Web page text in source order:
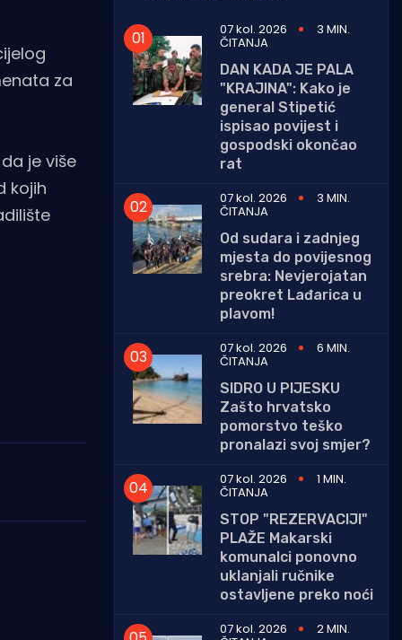
za
je više
kojih
07 kol. 2026 3 MIN.
ČITANJA
DAN KADA JE PALA
"KRAJINA": Kako je
general Stipetić
ispisao povijest i
gospodski okončao
rat
07 kol. 2026
3 MIN.
ČITANJA
Od sudara i zadnjeg
mjesta do povijesnog
srebra: Nevjerojatan
preokret Lađarica u
plavom!
07 kol. 2026
6 MIN.
ČITANJA
SIDRO U PIJESKU
Zašto hrvatsko
pomorstvo teško
pronalazi svoj smjer?
07 kol. 2026
1 MIN.
ČITANJA
STOP "REZERVACIJI"
PLAŽE Makarski
komunalci ponovno
uklanjali ručnike
ostavljene preko noći
07 kol. 2026
2 MIN.